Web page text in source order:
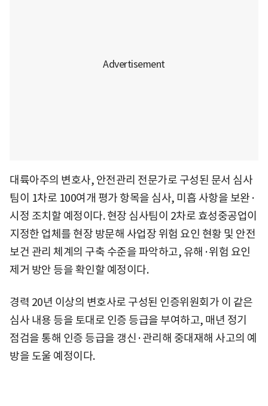
대륙아주의 변호사, 안전관리 전문가로 구성된 문서 심사
팀이 1차로 100여개 평가 항목을 심사, 미흡 사항을 보완·
시정 조치할 예정이다. 현장 심사팀이 2차로 효성중공업이
지정한 업체를 현장 방문해 사업장 위험 요인 현황 및 안전
보건 관리 체계의 구축 수준을 파악하고, 유해·위험 요인
제거 방안 등을 확인할 예정이다.
경력 20년 이상의 변호사로 구성된 인증위원회가 이 같은
심사 내용 등을 토대로 인증 등급을 부여하고, 매년 정기
점검을 통해 인증 등급을 갱신·관리해 중대재해 사고의 예
방을 도울 예정이다.